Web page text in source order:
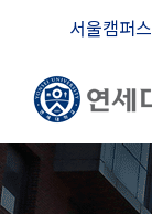
서울캠퍼스